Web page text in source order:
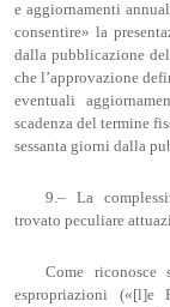
e aggiornamenti
consentire» la
dalla pubblicazione
che l’approvazione
eventuali
scadenza del termine
sessanta giorni dalla
9.– La
trovato peculiare
Come riconosce
espropriazioni («[l]e